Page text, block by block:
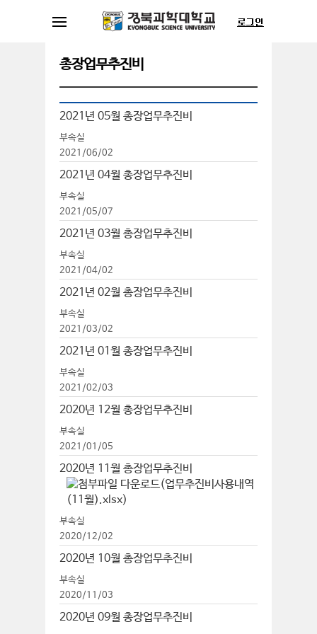
총장업무추진비
2021년 05월 총장업무추진비
부속실
2021/06/02
2021년 04월 총장업무추진비
부속실
2021/05/07
2021년 03월 총장업무추진비
부속실
2021/04/02
2021년 02월 총장업무추진비
부속실
2021/03/02
2021년 01월 총장업무추진비
부속실
2021/02/03
2020년 12월 총장업무추진비
부속실
2021/01/05
2020년 11월 총장업무추진비
부속실
2020/12/02
2020년 10월 총장업무추진비
부속실
2020/11/03
2020년 09월 총장업무추진비